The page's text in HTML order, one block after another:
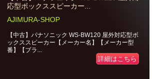
応型ボックススピーカー...
AJIMURA-SHOP
【中古】パナソニック WS-BW120 屋外対応型ボ
ックススピーカー【メーカー名】【メーカー型
番】【ブラ...
詳細はこちら